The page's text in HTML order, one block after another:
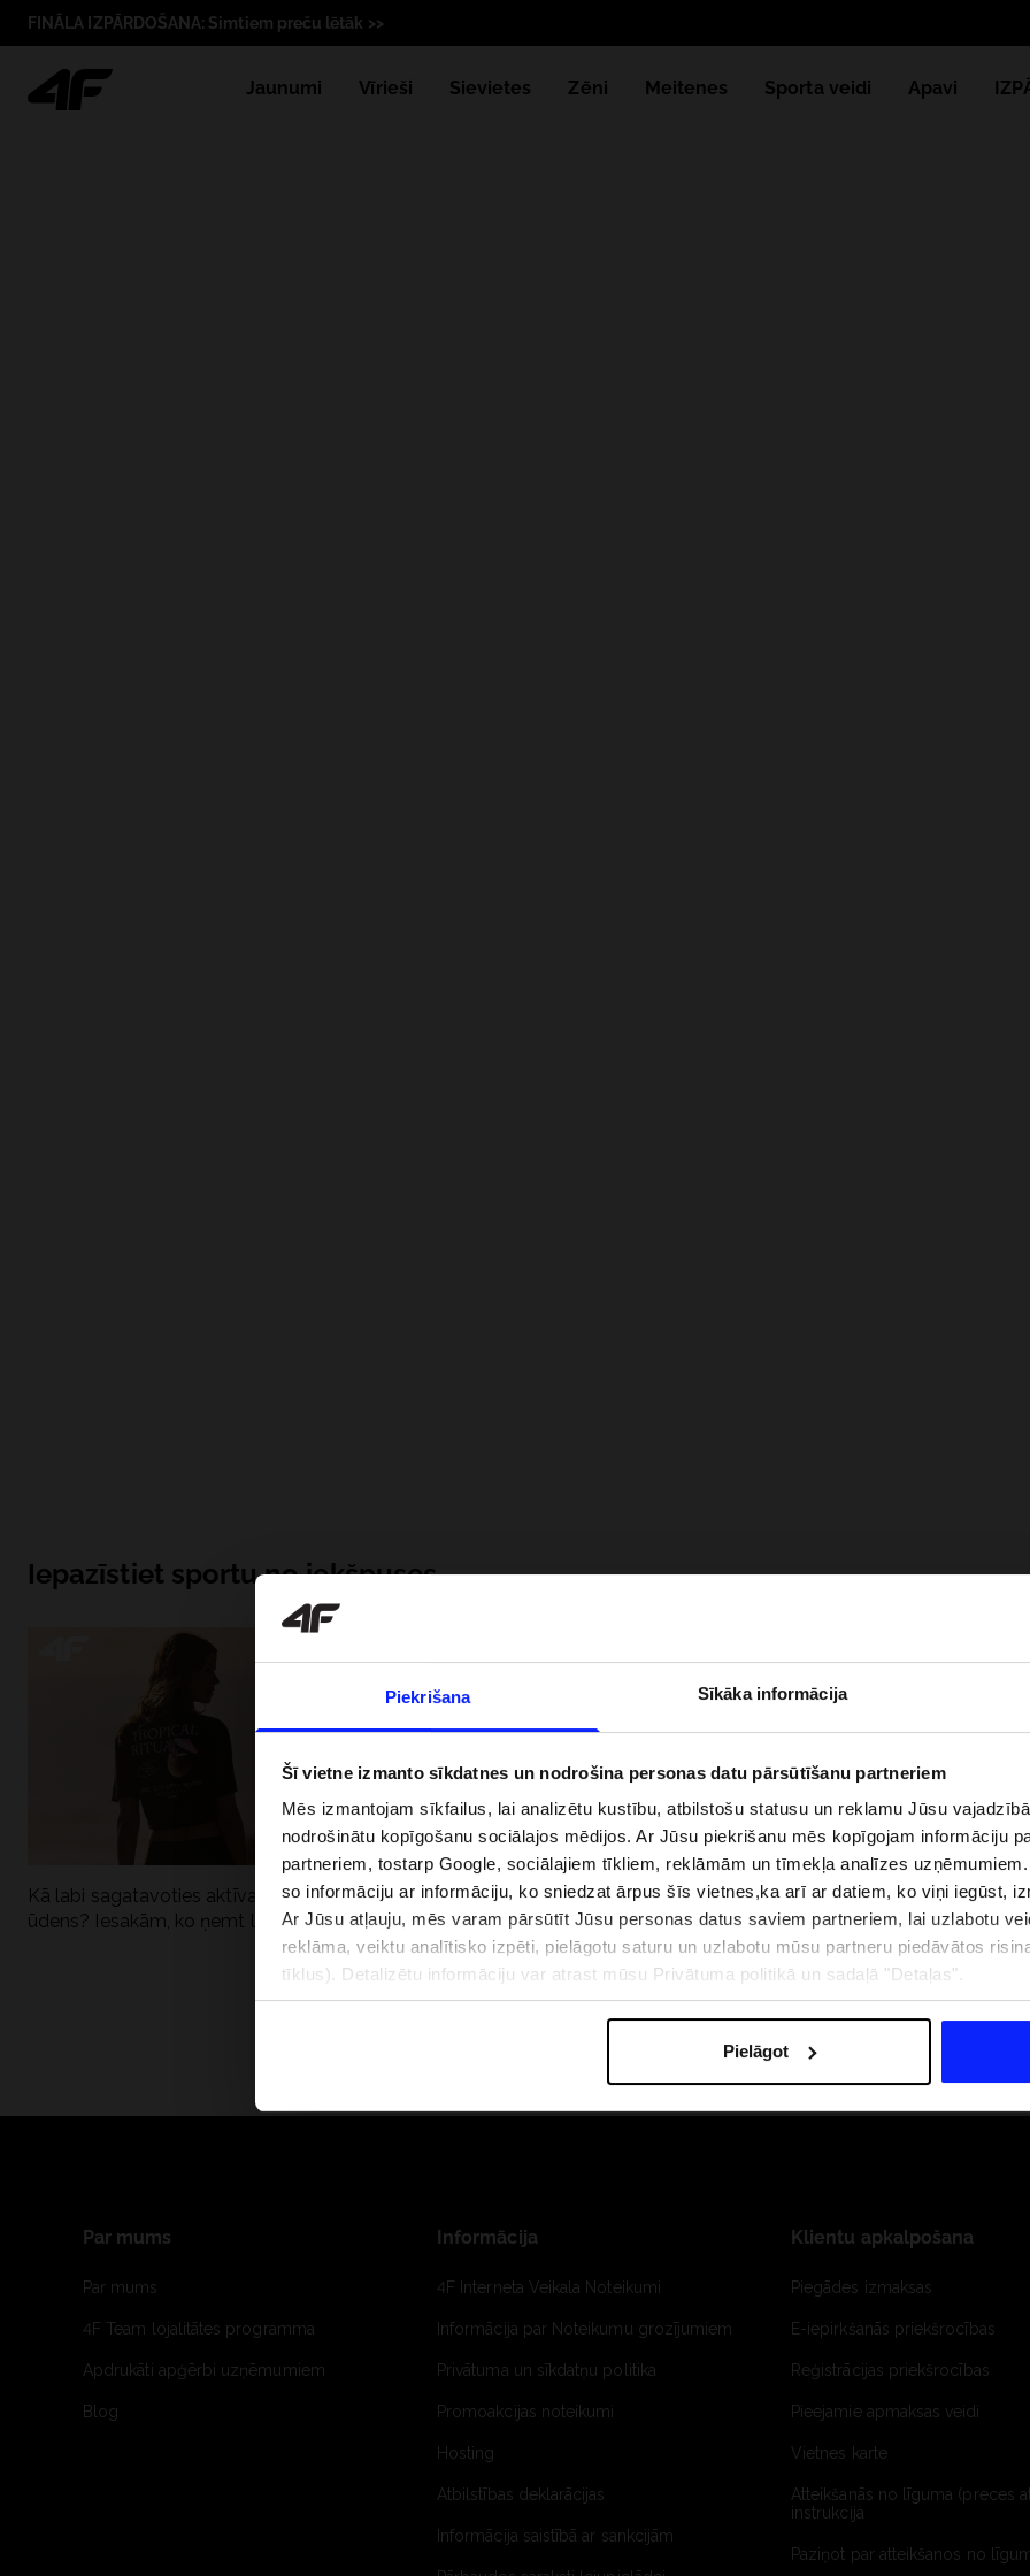
Piekrišana Sīkāka informācija
Šī vietne izmanto sīkdatnes un nodrošina personas datu pārsūtīšanu partneriem
Mēs izmantojam sīkfailus, lai analizētu kustību, atbilstošu statusu un reklamu Jūsu
nodrošinātu kopīgošanu sociālajos mēdijos. Ar Jūsu piekrišanu mēs kopīgojam informāciju
partneriem, tostarp Google, sociālajiem tīkliem, reklāmām un tīmekļa analīzes
so informāciju ar informāciju, ko sniedzat ārpus šīs vietnes,ka arī ar datiem, ko viņi iegūst,
Ar Jūsu atļauju, mēs varam pārsūtīt Jūsu personas datus saviem partneriem, lai uzlabotu
reklāma, veiktu analītisko izpēti, pielāgotu saturu un uzlabotu mūsu partneru piedāvātos
tīklus). Detalizētu informāciju var atrast mūsu Privātuma politikā un sadaļā "Detaļas".
Pielāgot
FINĀLA IZPĀRDOŠANA: Simtiem preču lētāk >>
Jaunumi Vīrieši Sievietes Zēni Meitenes Sporta veidi Apavi
Iepazīstiet sportu no iekšpuses
Kā labi sagatavoties aktīvai dienai pie
ūdens? Iesakām, ko ņemt līdzi
Kāpēc UV aizsardzībai pie ūdens jābūt
dubultai: UPF apģērbs + SPF
Jaunā 4F tenisa un padela kolekcija.
Sportiska funkcionalitāte satiekas ar
mūsdienīgu stilu
VEIKALU ADRESES B2B 4F TEAM LOJALITĀTES
Par mums
Par mums
4F Team lojalitātes programma
Apdrukāti apģērbi uzņēmumiem
Blog
Informācija
4F Interneta Veikala Noteikumi
Informācija par Noteikumu grozījumiem
Privātuma un sīkdatņu politika
Promoakcijas noteikumi
Hosting
Atbilstības deklarācijas
Informācija saistībā ar sankcijām
Klientu apkalpošana
Piegādes izmaksas
E-iepirkšanās priekšrocības
Reģistrācijas priekšrocības
Pieejamie apmaksas veidi
Vietnes karte
Atteikšanās no līguma (preces
instrukcija
Paziņot par atteikšanos no